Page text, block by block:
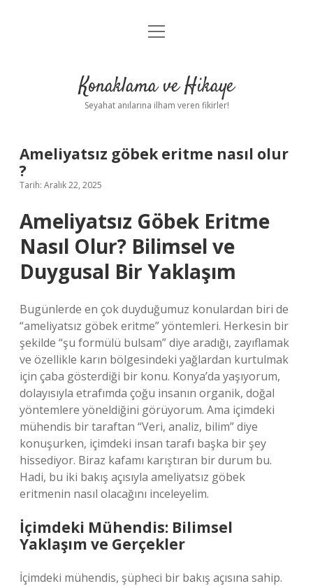
Anasayfa
Yasal Uyarı
menüyü
Konaklama ve Hikaye
Seyahat anılarına ilham veren fikirler!
Ameliyatsız göbek eritme nasıl olur
?
Tarih: Aralık 22, 2025
Ameliyatsız Göbek Eritme
Nasıl Olur? Bilimsel ve
Duygusal Bir Yaklaşım
Bugünlerde en çok duyduğumuz konulardan biri de
“ameliyatsız göbek eritme” yöntemleri. Herkesin bir
şekilde “şu formülü bulsam” diye aradığı, zayıflamak
ve özellikle karın bölgesindeki yağlardan kurtulmak
için çaba gösterdiği bir konu. Konya’da yaşıyorum,
dolayısıyla etrafımda çoğu insanın organik, doğal
yöntemlere yöneldiğini görüyorum. Ama içimdeki
mühendis bir taraftan “Veri, analiz, bilim” diye
konuşurken, içimdeki insan tarafı başka bir şey
hissediyor. Biraz kafamı karıştıran bir durum bu.
Hadi, bu iki bakış açısıyla ameliyatsız göbek
eritmenin nasıl olacağını inceleyelim.
İçimdeki Mühendis: Bilimsel
Yaklaşım ve Gerçekler
İçimdeki mühendis, şüpheci bir bakış açısına sahip.